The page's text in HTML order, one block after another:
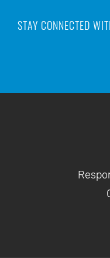
STAY CONNECTED